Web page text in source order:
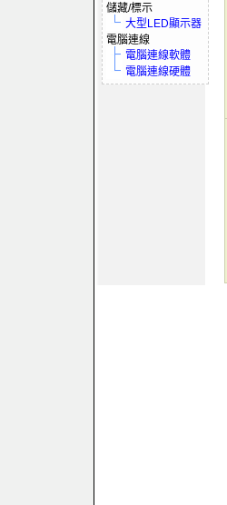
儲藏/標示
大型LED顯示器
電腦連線
電腦連線軟體
電腦連線硬體